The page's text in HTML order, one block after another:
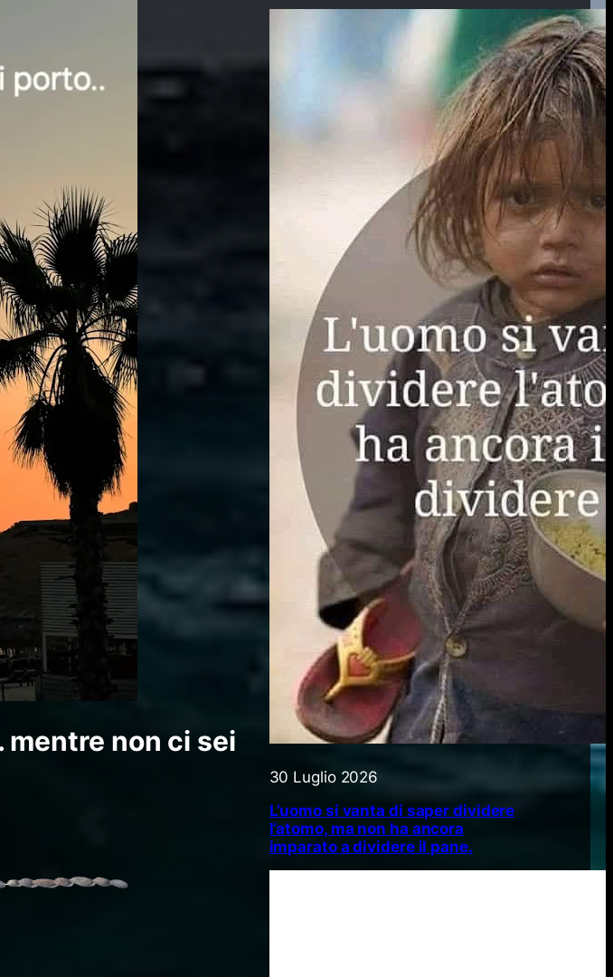
non ci sei
30 Luglio 2026
L’uomo si vanta di saper dividere
l’atomo, ma non ha ancora
imparato a dividere il pane.